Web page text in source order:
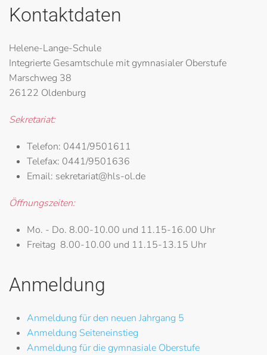
Kontaktdaten
Helene-Lange-Schule
Integrierte Gesamtschule mit gymnasialer Oberstufe
Marschweg 38
26122 Oldenburg
Sekretariat:
Telefon: 0441/9501611
Telefax: 0441/9501636
Email: sekretariat@hls-ol.de
Öffnungszeiten:
Mo. - Do. 8.00-10.00 und 11.15-16.00 Uhr
Freitag 8.00-10.00 und 11.15-13.15 Uhr
Anmeldung
Anmeldung für den neuen Jahrgang 5
Anmeldung Seiteneinstieg
Anmeldung für die gymnasiale Oberstufe